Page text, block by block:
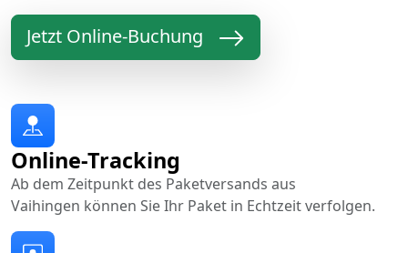
Jetzt Online-Buchung
Online-Tracking
Ab dem Zeitpunkt des Paketversands aus
Vaihingen können Sie Ihr Paket in Echtzeit verfolgen.